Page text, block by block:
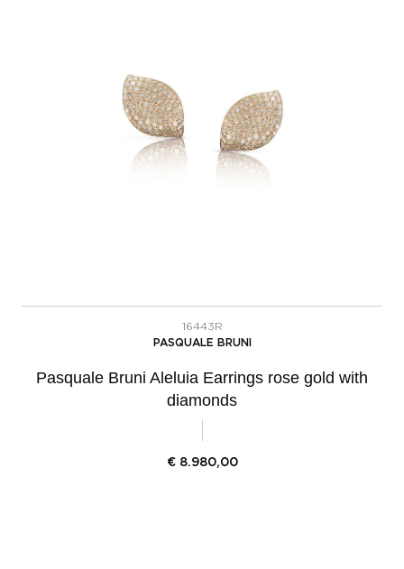
16443R
PASQUALE BRUNI
Pasquale Bruni Aleluia Earrings rose gold with
diamonds
€ 8.980,00